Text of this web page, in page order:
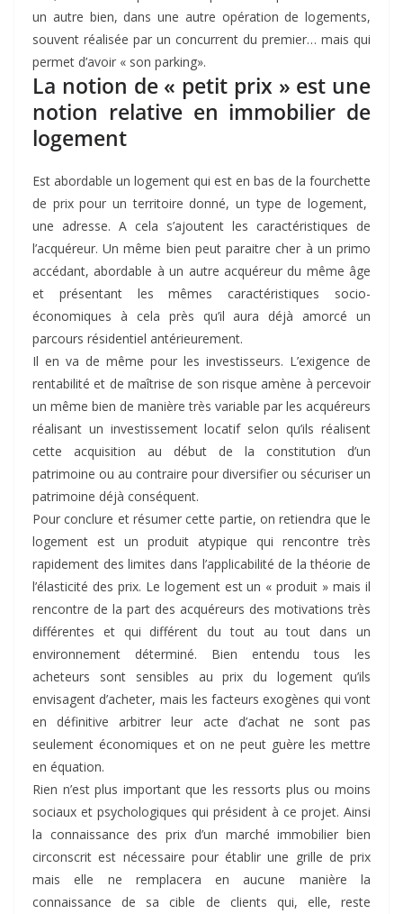
un autre bien, dans une autre opération de logements,
souvent réalisée par un concurrent du premier… mais qui
permet d’avoir « son parking».
La notion de « petit prix » est une
notion relative en immobilier de
logement
Est abordable un logement qui est en bas de la fourchette
de prix pour un territoire donné, un type de logement,
une adresse. A cela s’ajoutent les caractéristiques de
l’acquéreur. Un même bien peut paraitre cher à un primo
accédant, abordable à un autre acquéreur du même âge
et présentant les mêmes caractéristiques socio-
économiques à cela près qu’il aura déjà amorcé un
parcours résidentiel antérieurement.
Il en va de même pour les investisseurs. L’exigence de
rentabilité et de maîtrise de son risque amène à percevoir
un même bien de manière très variable par les acquéreurs
réalisant un investissement locatif selon qu’ils réalisent
cette acquisition au début de la constitution d’un
patrimoine ou au contraire pour diversifier ou sécuriser un
patrimoine déjà conséquent.
Pour conclure et résumer cette partie, on retiendra que le
logement est un produit atypique qui rencontre très
rapidement des limites dans l’applicabilité de la théorie de
l’élasticité des prix. Le logement est un « produit » mais il
rencontre de la part des acquéreurs des motivations très
différentes et qui différent du tout au tout dans un
environnement déterminé. Bien entendu tous les
acheteurs sont sensibles au prix du logement qu’ils
envisagent d’acheter, mais les facteurs exogènes qui vont
en définitive arbitrer leur acte d’achat ne sont pas
seulement économiques et on ne peut guère les mettre
en équation.
Rien n’est plus important que les ressorts plus ou moins
sociaux et psychologiques qui président à ce projet. Ainsi
la connaissance des prix d’un marché immobilier bien
circonscrit est nécessaire pour établir une grille de prix
mais elle ne remplacera en aucune manière la
connaissance de sa cible de clients qui, elle, reste